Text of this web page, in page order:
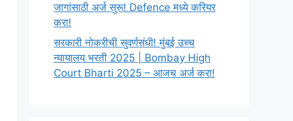
जागांसाठी अर्ज सुरू! Defence मध्ये करियर
करा!
सरकारी नोकरीची सुवर्णसंधी! मुंबई उच्च
न्यायालय भरती 2025 | Bombay High
Court Bharti 2025 – आजच अर्ज करा!